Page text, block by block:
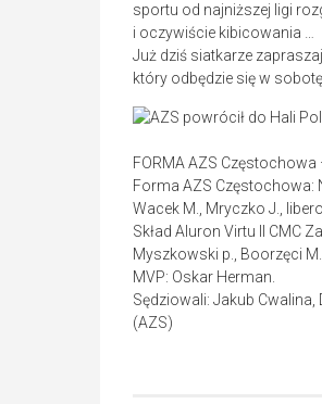
sportu od najniższej ligi
i oczywiście kibicowania …
Już dziś siatkarze
który odbędzie się w
FORMA AZS Częstochowa
Forma AZS Częstochowa:
Wacek M., Mryczko J.,
Skład Aluron Virtu II CMC
Myszkowski p., Boorzęci
MVP: Oskar Herman.
Sędziowali: Jakub Cwalina,
(AZS)